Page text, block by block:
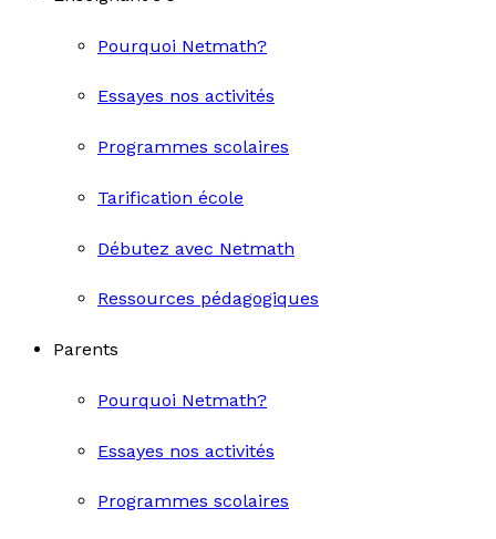
Pourquoi Netmath?
Essayes nos activités
Programmes scolaires
Tarification école
Débutez avec Netmath
Ressources pédagogiques
Parents
Pourquoi Netmath?
Essayes nos activités
Programmes scolaires